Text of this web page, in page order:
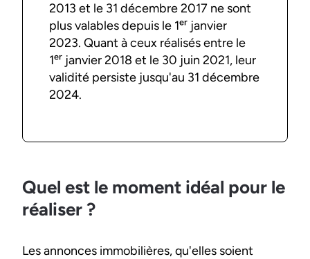
2013 et le 31 décembre 2017 ne sont
plus valables depuis le 1ᵉʳ janvier
2023. Quant à ceux réalisés entre le
1ᵉʳ janvier 2018 et le 30 juin 2021, leur
validité persiste jusqu'au 31 décembre
2024.
Quel est le moment idéal pour le
réaliser ?
Les annonces immobilières, qu'elles soient